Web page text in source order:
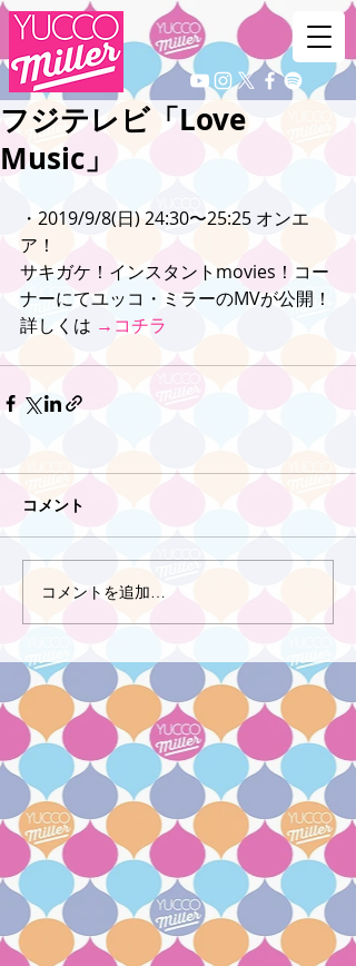
フジテレビ「Love
Music」
・2019/9/8(日) 24:30〜25:25 オンエ
ア！
サキガケ！インスタントmovies！コー
ナーにてユッコ・ミラーのMVが公開！
詳しくは →コチラ
コメント
コメントを追加…